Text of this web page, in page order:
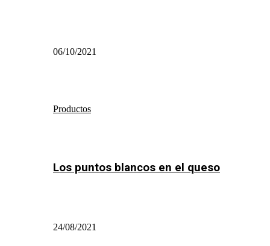
06/10/2021
Productos
Los puntos blancos en el queso
24/08/2021